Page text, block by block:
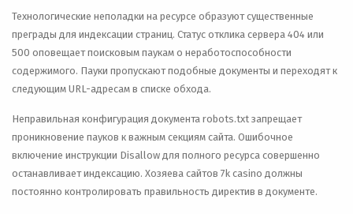
Технологические неполадки на ресурсе образуют существенные
преграды для индексации страниц. Статус отклика сервера 404 или
500 оповещает поисковым паукам о неработоспособности
содержимого. Пауки пропускают подобные документы и переходят к
следующим URL-адресам в списке обхода.
Неправильная конфигурация документа robots.txt запрещает
проникновение пауков к важным секциям сайта. Ошибочное
включение инструкции Disallow для полного ресурса совершенно
останавливает индексацию. Хозяева сайтов 7k casino должны
постоянно контролировать правильность директив в документе.